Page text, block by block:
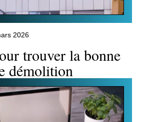
2026
trouver la bonne
démolition